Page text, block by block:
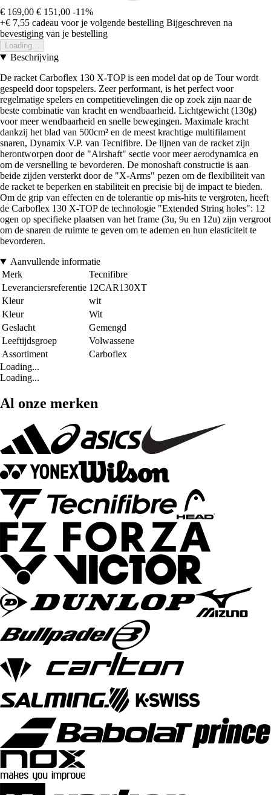
€ 169,00 € 151,00 -11%
+€ 7,55 cadeau voor je volgende bestelling Bijgeschreven na
bevestiging van je bestelling
Loading...
Beschrijving
De racket Carboflex 130 X-TOP is een model dat op de Tour wordt
gespeeld door topspelers. Zeer performant, is het perfect voor
regelmatige spelers en competitievelingen die op zoek zijn naar de
beste combinatie van kracht en wendbaarheid. Lichtgewicht (130g)
voor meer wendbaarheid en snelle bewegingen. Maximale kracht
dankzij het blad van 500cm² en de meest krachtige multifilament
snaren, Dynamix V.P. van Tecnifibre. De lijnen van de racket zijn
herontworpen door de "Airshaft" sectie voor meer aerodynamica en
om de versnelling te bevorderen. De monoshaft constructie is aan
beide zijden versterkt door de "X-Arms" pezen om de flexibiliteit van
de racket te beperken en stabiliteit en precisie bij de impact te bieden.
Om de grip van effecten en de tolerantie op mis-hits te vergroten, heeft
de Carboflex 130 X-TOP de technologie "Extended String holes": 12
ogen op specifieke plaatsen van het frame (3u, 9u en 12u) zijn vergroot
om de snaren de ruimte te geven om te ademen en hun elasticiteit te
bevorderen.
Aanvullende informatie
Merk
Tecnifibre
Leveranciersreferentie 12CAR130XT
Kleur
wit
Kleur
Wit
Geslacht
Gemengd
Leeftijdsgroep
Volwassene
Assortiment
Carboflex
Loading...
Loading...
Al onze merken